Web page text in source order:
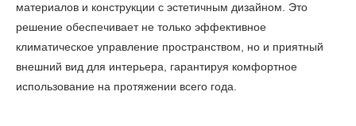
материалов и конструкции с эстетичным дизайном. Это
решение обеспечивает не только эффективное
климатическое управление пространством, но и приятный
внешний вид для интерьера, гарантируя комфортное
использование на протяжении всего года.